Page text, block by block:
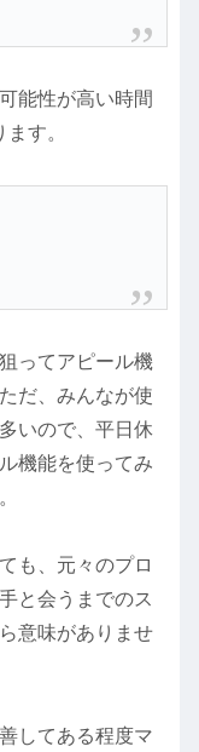
能性が高い時間
す。
ってアピール機
だ、みんなが使
いので、平日休
機能を使ってみ
も、元々のプロ
と会うまでのス
意味がありませ
してある程度マ